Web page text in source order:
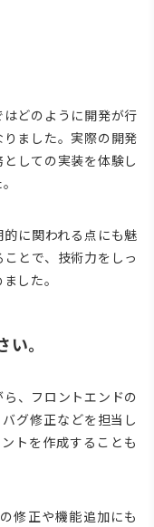
どのように開発が行
ました。実際の開発
しての実装を体験し
に関われる点にも魅
とで、技術力をしっ
した。
。
、フロントエンドの
グ修正などを担当し
トを作成することも
修正や機能追加にも